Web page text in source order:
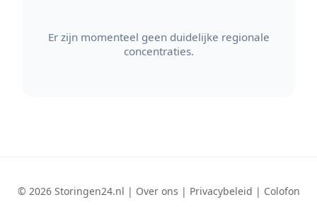
Er zijn momenteel geen duidelijke regionale
concentraties.
© 2026 Storingen24.nl | Over ons | Privacybeleid | Colofon